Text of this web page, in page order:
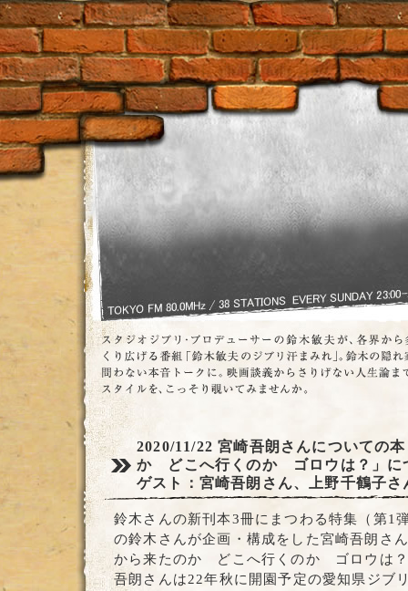
2020/11/22宮崎吾朗さんについての
か どこへ行くのか ゴロウは？」に
ゲスト：宮崎吾朗さん、上野千鶴子さ
鈴木さんの新刊本3冊にまつわる特集（第1
の鈴木さんが企画・構成をした宮崎吾朗さ
から来たのか どこへ行くのか ゴロウは
吾朗さんは22年秋に開園予定の愛知県ジブ